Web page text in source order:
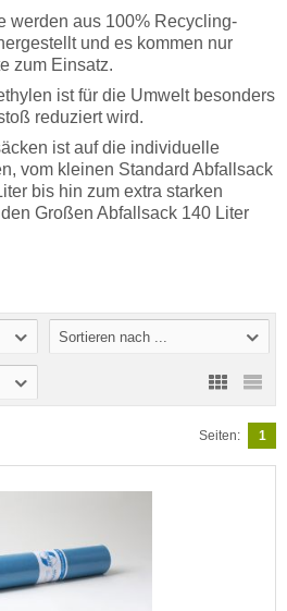
werden aus 100% Recycling-
und es kommen nur
zum Einsatz.
ist für die Umwelt besonders
reduziert wird.
ist auf die individuelle
vom kleinen Standard Abfallsack
bis hin zum extra starken
Großen Abfallsack 140 Liter
Sortieren nach ...
Seiten: 1